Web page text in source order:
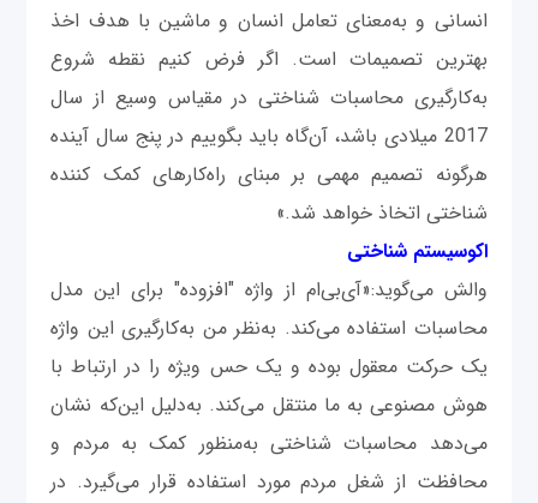
انسانی و به‌معنای تعامل انسان و ماشین با هدف اخذ
بهترین تصمیمات است. اگر فرض کنیم نقطه شروع
به‌کارگیری محاسبات شناختی در مقیاس وسیع از سال
2017 میلادی باشد، آن‌گاه باید بگوییم در پنج سال آینده
هرگونه تصمیم مهمی بر مبنای راه‌کارهای کمک کننده
شناختی اتخاذ خواهد شد.»
اکوسیستم شناختی
والش می‌گوید:«آی‌بی‌ام از واژه "افزوده" برای این مدل
محاسبات استفاده می‌کند. به‌نظر من به‌کارگیری این واژه
یک حرکت معقول بوده و یک حس ویژه را در ارتباط با
هوش مصنوعی به ما منتقل می‌کند. به‌دلیل این‌که نشان
می‌دهد محاسبات شناختی به‌منظور کمک به مردم و
محافظت از شغل مردم مورد استفاده قرار می‌گیرد. در